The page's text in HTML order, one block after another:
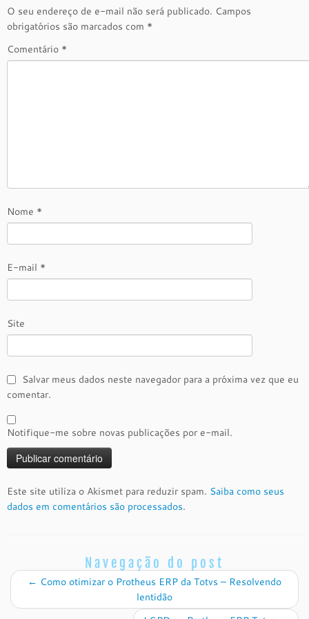
O seu endereço de e-mail não será publicado. Campos
obrigatórios são marcados com *
Comentário *
Nome *
E-mail *
Site
Salvar meus dados neste navegador para a próxima vez que eu
comentar.
Notifique-me sobre novas publicações por e-mail.
Este site utiliza o Akismet para reduzir spam. Saiba como seus
dados em comentários são processados.
Navegação do post
← Como otimizar o Protheus ERP da Totvs – Resolvendo
lentidão